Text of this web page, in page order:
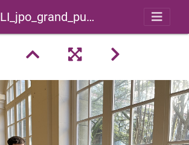
LI_jpo_grand_public_2025_0003